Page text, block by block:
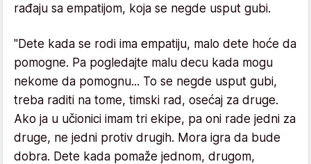
rađaju sa empatijom, koja se negde usput gubi.
"Dete kada se rodi ima empatiju, malo dete hoće da
pomogne. Pa pogledajte malu decu kada mogu
nekome da pomognu... To se negde usput gubi,
treba raditi na tome, timski rad, osećaj za druge.
Ako ja u učionici imam tri ekipe, pa oni rade jedni za
druge, ne jedni protiv drugih. Mora igra da bude
dobra. Dete kada pomaže jednom, drugom,